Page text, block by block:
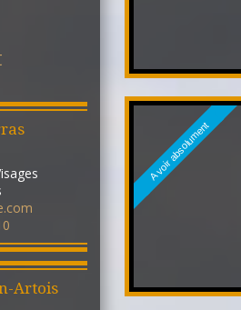
Artois
A voir absolument